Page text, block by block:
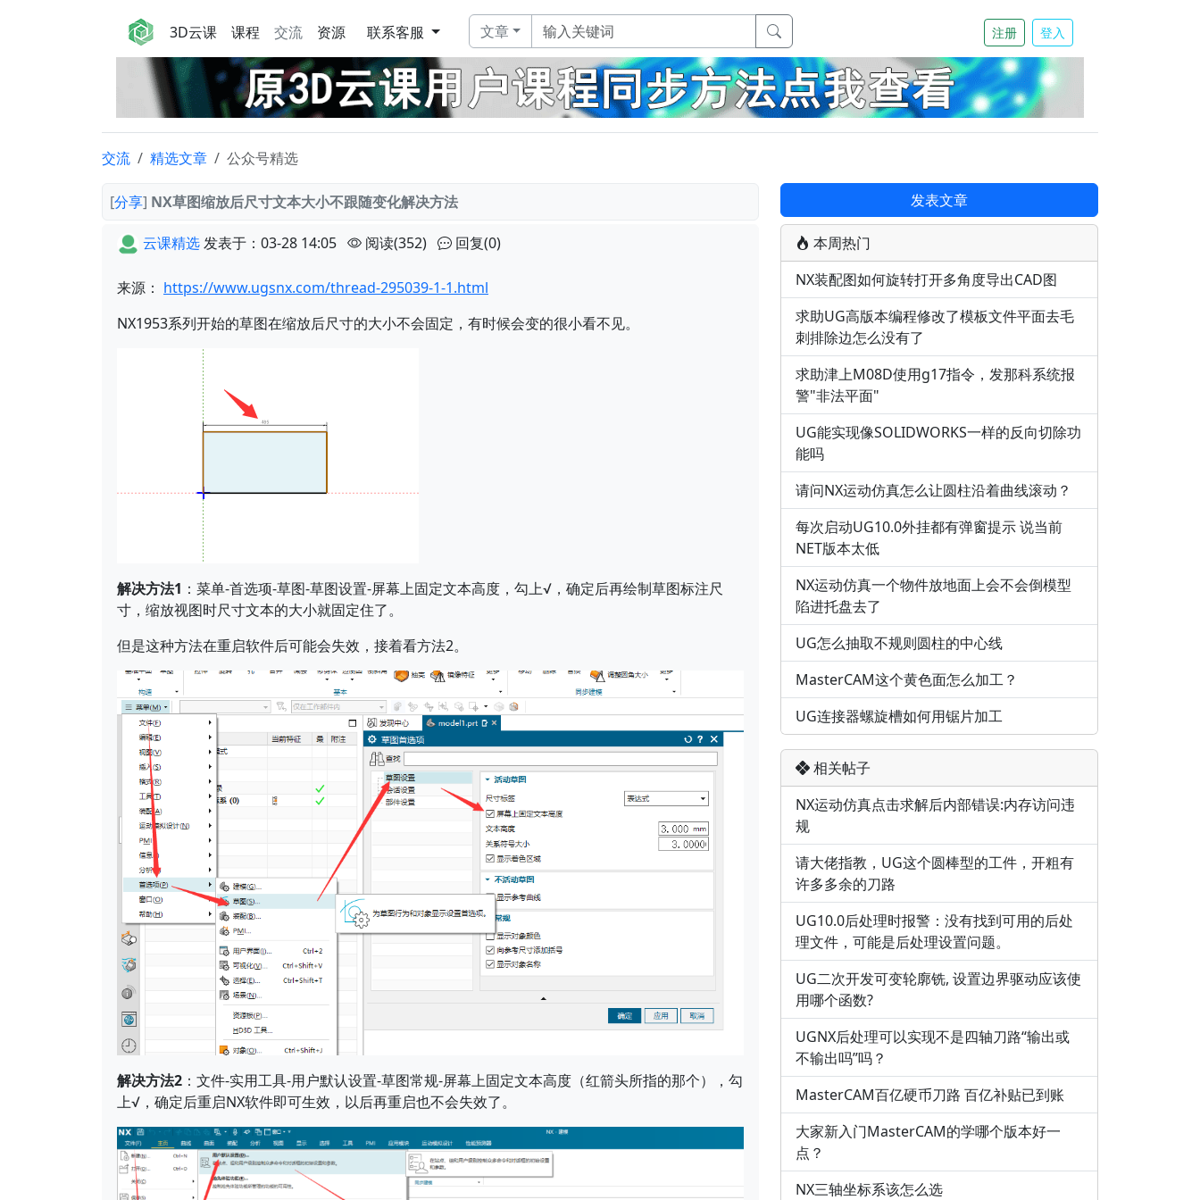
3D云课 课程 交流 资源 联系客服 文章 注册 登入
交流 精选文章 公众号精选
[分享] NX草图缩放后尺寸文本大小不跟随变化解决方法 发表文章
云课精选发表于：03-28 14:05 阅读(352) 回复(0)
来源： https://www.ugsnx.com/thread-295039-1-1.html
NX1953系列开始的草图在缩放后尺寸的大小不会固定，有时候会变的很小看不见。
解决方法1 ：菜单-首选项-草图-草图设置-屏幕上固定文本高度，勾上√，确定后再绘制草图标注尺
寸，缩放视图时尺寸文本的大小就固定住了。
但是这种方法在重启软件后可能会失效，接着看方法2。
解决方法2 ：文件-实用工具-用户默认设置-草图常规-屏幕上固定文本高度（红箭头所指的那个），勾
上√，确定后重启NX软件即可生效，以后再重启也不会失效了。
本周热门
NX装配图如何旋转打开多角度导出CAD图
求助UG高版本编程修改了模板文件平面去毛
刺排除边怎么没有了
求助津上M08D使用g17指令，发那科系统报
警"非法平面"
UG能实现像SOLIDWORKS一样的反向切除功
能吗
请问NX运动仿真怎么让圆柱沿着曲线滚动？
每次启动UG10.0外挂都有弹窗提示 说当前
NET版本太低
NX运动仿真一个物件放地面上会不会倒模型
陷进托盘去了
UG怎么抽取不规则圆柱的中心线
MasterCAM这个黄色面怎么加工？
UG连接器螺旋槽如何用锯片加工
相关帖子
NX运动仿真点击求解后内部错误:内存访问违
规
请大佬指教，UG这个圆棒型的工件，开粗有
许多多余的刀路
UG10.0后处理时报警：没有找到可用的后处
理文件，可能是后处理设置问题。
UG二次开发可变轮廓铣, 设置边界驱动应该使
用哪个函数?
UGNX后处理可以实现不是四轴刀路“输出或
不输出吗”吗？
MasterCAM百亿硬币刀路 百亿补贴已到账
大家新入门MasterCAM的学哪个版本好一
点？
NX三轴坐标系该怎么选